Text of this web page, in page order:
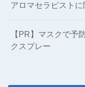
アロマセラピスト
【PR】マスクで予
クスプレー